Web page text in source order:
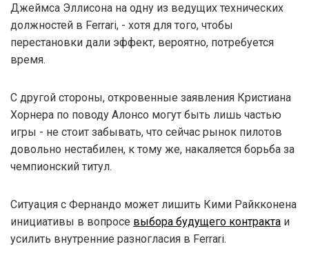
Джеймса Эллисона на одну из ведущих технических
должностей в Ferrari, - хотя для того, чтобы
перестановки дали эффект, вероятно, потребуется
время.
С другой стороны, откровенные заявления Кристиана
Хорнера по поводу Алонсо могут быть лишь частью
игры - не стоит забывать, что сейчас рынок пилотов
довольно нестабилен, к тому же, накаляется борьба за
чемпионский титул.
Ситуация с Фернандо может лишить Кими Райкконена
инициативы в вопросе выбора будущего контракта и
усилить внутренние разногласия в Ferrari.